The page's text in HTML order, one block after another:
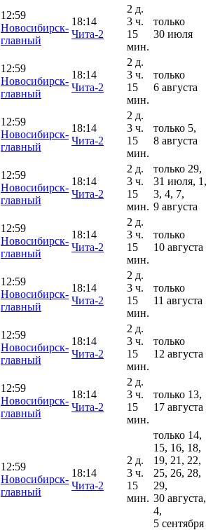
12:59
Новосибирск-
главный
18:14
Чита-2
2 д.
3 ч.
15
мин.
только
30 июля
12:59
Новосибирск-
главный
18:14
Чита-2
2 д.
3 ч.
15
мин.
только
6 августа
12:59
Новосибирск-
главный
18:14
Чита-2
2 д.
3 ч.
15
мин.
только 5,
8 августа
12:59
Новосибирск-
главный
18:14
Чита-2
2 д.
3 ч.
15
мин.
только 29,
31 июля, 1,
3, 4, 7,
9 августа
12:59
Новосибирск-
главный
18:14
Чита-2
2 д.
3 ч.
15
мин.
только
10 августа
12:59
Новосибирск-
главный
18:14
Чита-2
2 д.
3 ч.
15
мин.
только
11 августа
12:59
Новосибирск-
главный
18:14
Чита-2
2 д.
3 ч.
15
мин.
только
12 августа
12:59
Новосибирск-
главный
18:14
Чита-2
2 д.
3 ч.
15
мин.
только 13,
17 августа
12:59
Новосибирск-
главный
18:14
Чита-2
2 д.
3 ч.
15
мин.
только 14,
15, 16, 18,
19, 21, 22,
25, 26, 28,
29,
30 августа,
4,
5 сентября